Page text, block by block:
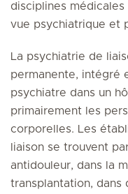
disciplines
vue psychiatrique et
La psychiatrie de
permanente, intégré
psychiatre dans un
primairement les
corporelles. Les
liaison se trouvent
antidouleur, dans la
transplantation, dans